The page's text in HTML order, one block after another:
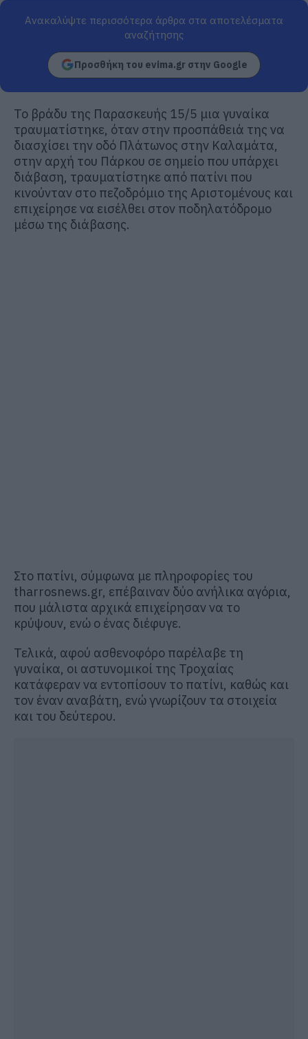
Ανακαλύψτε περισσότερα άρθρα στα αποτελέσματα
αναζήτησης
Προσθήκη του evima.gr στην Google
Το βράδυ της Παρασκευής 15/5 μια γυναίκα
τραυματίστηκε, όταν στην προσπάθειά της να
διασχίσει την οδό Πλάτωνος στην Καλαμάτα,
στην αρχή του Πάρκου σε σημείο που υπάρχει
διάβαση, τραυματίστηκε από πατίνι που
κινούνταν στο πεζοδρόμιο της Αριστομένους και
επιχείρησε να εισέλθει στον ποδηλατόδρομο
μέσω της διάβασης.
Στο πατίνι, σύμφωνα με πληροφορίες του
tharrosnews.gr, επέβαιναν δύο ανήλικα αγόρια,
που μάλιστα αρχικά επιχείρησαν να το
κρύψουν, ενώ ο ένας διέφυγε.
Τελικά, αφού ασθενοφόρο παρέλαβε τη
γυναίκα, οι αστυνομικοί της Τροχαίας
κατάφεραν να εντοπίσουν το πατίνι, καθώς και
τον έναν αναβάτη, ενώ γνωρίζουν τα στοιχεία
και του δεύτερου.